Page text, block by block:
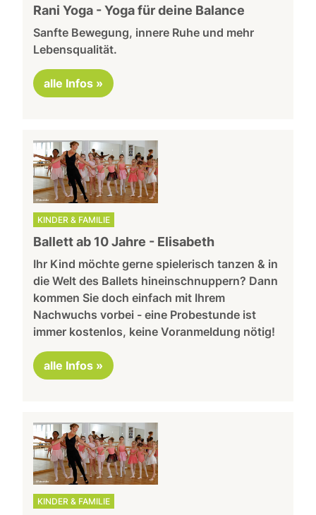
Rani Yoga - Yoga für deine Balance
Sanfte Bewegung, innere Ruhe und mehr
Lebensqualität.
alle Infos »
KINDER & FAMILIE
Ballett ab 10 Jahre - Elisabeth
Ihr Kind möchte gerne spielerisch tanzen & in
die Welt des Ballets hineinschnuppern? Dann
kommen Sie doch einfach mit Ihrem
Nachwuchs vorbei - eine Probestunde ist
immer kostenlos, keine Voranmeldung nötig!
alle Infos »
KINDER & FAMILIE